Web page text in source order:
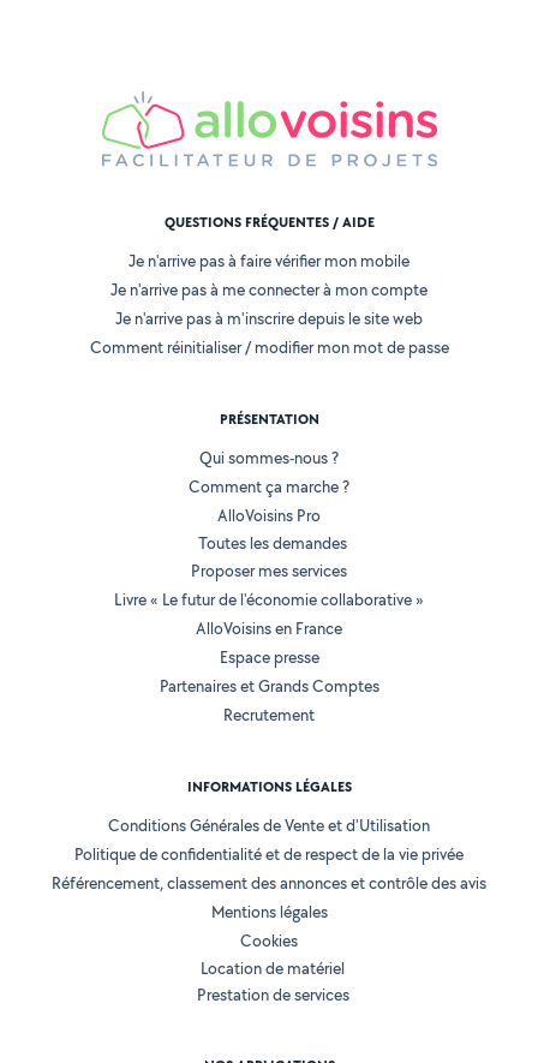
QUESTIONS FRÉQUENTES / AIDE
Je n'arrive pas à faire vérifier mon mobile
Je n'arrive pas à me connecter à mon compte
Je n'arrive pas à m'inscrire depuis le site web
Comment réinitialiser / modifier mon mot de passe
PRÉSENTATION
Qui sommes-nous ?
Comment ça marche ?
AlloVoisins Pro
Toutes les demandes
Proposer mes services
Livre « Le futur de l'économie collaborative »
AlloVoisins en France
Espace presse
Partenaires et Grands Comptes
Recrutement
INFORMATIONS LÉGALES
Conditions Générales de Vente et d'Utilisation
Politique de confidentialité et de respect de la vie privée
Référencement, classement des annonces et contrôle des avis
Mentions légales
Cookies
Location de matériel
Prestation de services